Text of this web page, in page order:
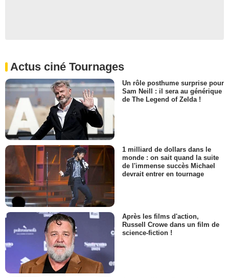
Actus ciné Tournages
Un rôle posthume surprise pour
Sam Neill : il sera au générique
de The Legend of Zelda !
1 milliard de dollars dans le
monde : on sait quand la suite
de l'immense succès Michael
devrait entrer en tournage
Après les films d'action,
Russell Crowe dans un film de
science-fiction !